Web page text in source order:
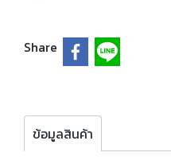
Share
ข้อมูลสินค้า